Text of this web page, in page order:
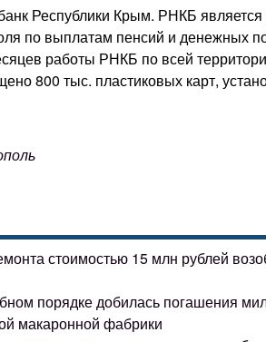
Республики Крым. РНКБ
по выплатам пенсий и денежных
работы РНКБ по всей
800 тыс. пластиковых карт,
стоимостью 15 млн рублей
порядке добилась погашения
макаронной фабрики